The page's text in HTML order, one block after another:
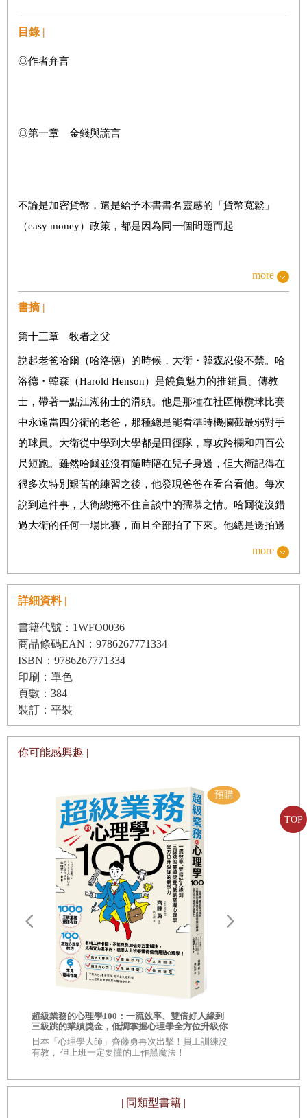
TOP
目錄 |
◎作者弁言
◎第一章 金錢與謊言
不論是加密貨幣，還是給予本書書名靈感的「貨幣寬鬆」
（easy money）政策，都是因為同一個問題而起
眼見自己繳的稅被拿去為美國大企業紓困，美國老百姓當然
不高興。從房市泡沫大賺一筆的金融高層居然
沒有一個受到懲罰。反倒是數以百萬的升斗小民承擔了鉅額
債務，無家可歸、自殺、憂鬱的人越來越多。
事：菁英欺壓庶民。這種敘事在左派促成占領
華爾街運動，在右派為茶黨推波助瀾，而在網路上，它透過
年萬聖節那晚，一名（或一群）自稱「中本聰」的人
在網路上發表了比特幣白皮書。
◎第二章 正常人都會這樣做
我邀了素昧平生的記者雅各．希弗曼見面，打算說服他合寫
一本我不知道怎麼寫的書，內容是一些還沒發
生的事。我對他說我的經濟學位和我對騙局的興趣。我談到
more
書摘 |
第十三章 牧者之父
說起老爸哈爾（哈洛德）的時候，大衛・韓森忍俊不禁。哈
洛德・韓森（Harold Henson）是饒負魅力的推銷員、傳教
士，帶著一點江湖術士的滑頭。他是那種在社區橄欖球比賽
中永遠當四分衛的老爸，那種總是能看準時機攔截最弱對手
的球員。大衛從中學到大學都是田徑隊，專攻跨欄和四百公
尺短跑。雖然哈爾並沒有隨時陪在兒子身邊，但大衛記得在
很多次特別艱苦的練習之後，他發現爸爸在看台看他。每次
說到這件事，大衛總掩不住言談中的孺慕之情。哈爾從沒錯
過大衛的任何一場比賽，而且全部拍了下來。他總是邊拍邊
真的得到人人稱羨的機會，去紐約一家公司實習了一個夏
天。可是他不適合那裡。於是，他回阿拉巴馬州當食品推銷
員，跑遍業務地區的每一家餐廳，撥打一通又一通電話。這
份工作很需要信賴，而哈爾天生就愛與人結交，他做得如魚
得水。（中略）
哈洛德・韓森和那個世代的美國男性一模一樣，雄心勃勃，
滿懷夢想，堅信榮華富貴就在眼前。不幸的是，哈爾不太懂
計畫，其中一次還買了大量茶樹油，大衛至今對那股刺鼻的
味道記憶猶新。雖然哈爾的推銷技巧極佳，但好像就是無法
掌握多層次行銷的訣竅。對年輕的大衛來說，多層次行銷似
乎更像是爸爸的嗜好，而非認真的投資。哈爾未曾停止他的
發財夢，但好在他從來沒有投入超過自己負擔的錢。
可是到次貸危機的時候，情況急轉直下。哈爾在景氣繁榮時
在佛州奧卡拉（Ocala）買了房子，此時發現房屋價值已經低
於房貸。他在短時間內換了好幾份工作，有限的積蓄卻越來
越少，他似乎越來越難翻身。最後，他賤價出售奧卡拉的房
子，搬到阿拉巴馬州麥卡拉（McCalla），好不容易說服銀
行核准兩筆抵押貸款才買得起新房——也許勉強算是慘勝。
他找到一份契約銷售員的工作，卻飽受社交孤立的折磨，他
的心理健康開始亮紅燈。
生。哈洛德・韓森如今成了祖父，他感到照顧孫輩的壓力。
more
詳細資料 |
書籍代號：1WFO0036
商品條碼EAN：9786267771334
ISBN：9786267771334
印刷：單色
頁數：384
裝訂：平裝
你可能感興趣 |
超級業務的心理學100：一流效率、雙倍好人緣到
三級跳的業績獎金，低調掌握心理學全方位升級你
的競爭力
日本「心理學大師」齊藤勇再次出擊！員工訓練沒
有教， 但上班一定要懂的工作黑魔法！
| 同類型書籍 |